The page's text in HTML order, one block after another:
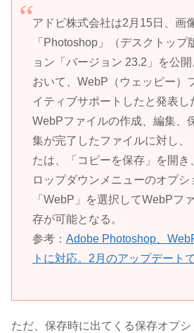
アドビ株式会社は2月15日、画
「Photoshop」（デスクトップ
ョン「バージョン 23.2」を公
おいて、WebP（ウェッピー）
イティブサポートしたと発表し
WebPファイルの作成、編集、
集が完了したファイルに対し、
たは、「コピーを保存」を開き
ロップダウンメニューのオプシ
「WebP」を選択してWebPフ
存が可能となる。
参考： Adobe Photoshop、
トに対応。2月のアップデート
ただ、保存時に出てくる保存オプ